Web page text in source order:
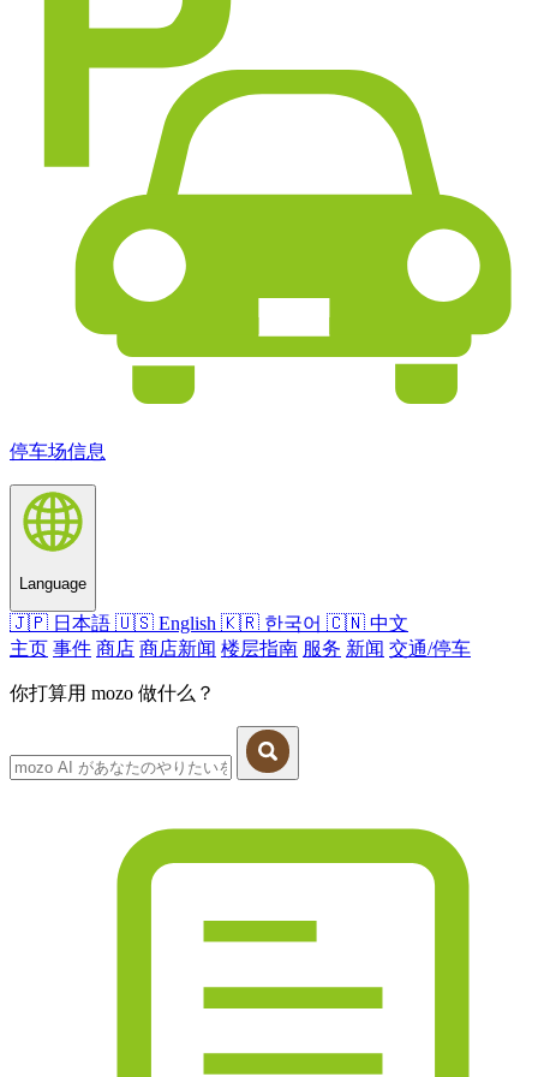
停车场信息
Language
🇯🇵 日本語 🇺🇸 English 🇰🇷 한국어 🇨🇳 中文
主页 事件 商店 商店新闻 楼层指南 服务 新闻 交通/停车
你打算用 mozo 做什么？